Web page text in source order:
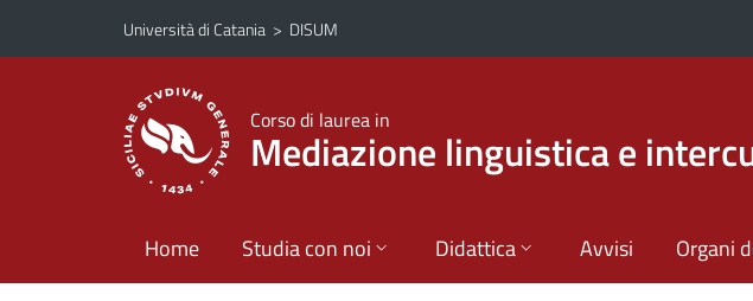
Vai al contenuto principale
Vai al menu di navigazione
Università di Catania > DISUM
Corso di laurea in
Mediazione linguistica e
Home Studia con noi Didattica Avvisi Organi